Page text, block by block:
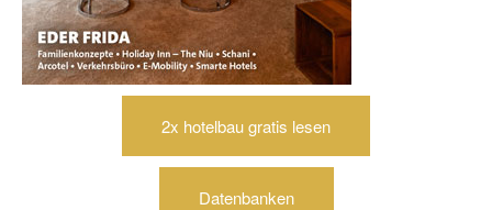
2x hotelbau gratis lesen
Datenbanken